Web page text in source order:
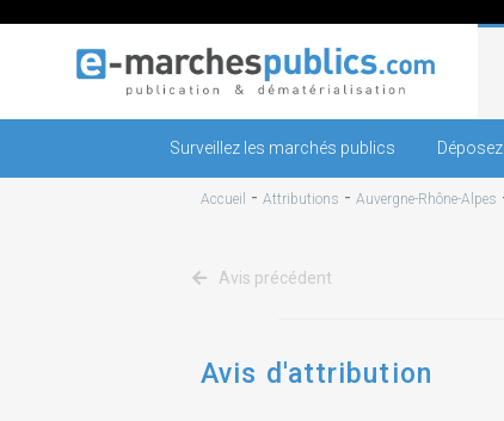
Surveillez les marchés publics
Accueil - Attributions - Auvergne-Rhône-Alpes
Avis précédent
Avis d'attribution